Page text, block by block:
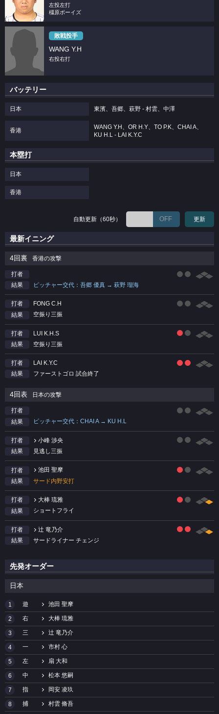
左投左打
橿原ボーイズ
敗戦投手
WANG Y.H
右投右打
バッテリー
日本 東濱、吾郷、萩野 - 村雲、中澤
香港
WANG Y.H、OR H.Y、TO P.K、CHAI A、
KU H.L - LAI K.Y.C
本塁打
日本
香港
自動更新（60秒） OFF 更新
最新イニング
4回裏 香港の攻撃
打者
結果
ピッチャー交代：吾郷 優真 → 萩野 瑠海
打者
FONG C.H
結果
空振り三振
打者
LUI K.H.S
結果
空振り三振
打者
LAI K.Y.C
結果
ファーストゴロ 試合終了
4回表 日本の攻撃
打者
結果
ピッチャー交代：CHAI A → KU H.L
打者
小峰 渉央
結果
見逃し三振
打者
池田 聖摩
結果
サード内野安打
打者
大棒 琉雅
結果
ショートフライ
打者
辻 竜乃介
結果
サードライナー チェンジ
先発オーダー
日本
1 遊 池田 聖摩
2 右 大棒 琉雅
3 三 辻 竜乃介
4 一 市村 心
5 左 扇 大和
6 中 松本 悠嗣
7 指 岡安 凌玖
8 捕 村雲 脩吾